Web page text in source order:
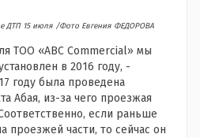
ДТП 15 июля /Фото Евгения ФЕДОРОВА
ТОО «ABC Commercial» мы
в 2016 году, -
году была проведена
Абая, из-за чего проезжая
если раньше
проезжей части, то сейчас он